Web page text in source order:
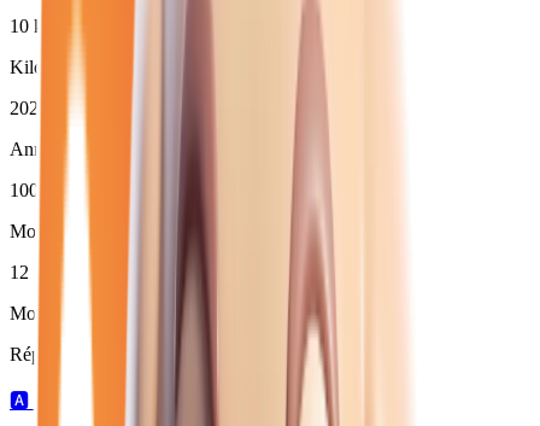
10 km
Kilométrage moyen
2025
Année moyenne
100
Moins de 3 ans (
12
Moins de 50 000 km
Répartition par boîte de vitesses :
🅰️